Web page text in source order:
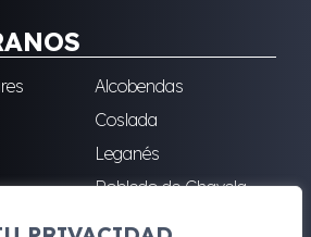
Alcobendas
Coslada
Leganés
Robledo de Chavela